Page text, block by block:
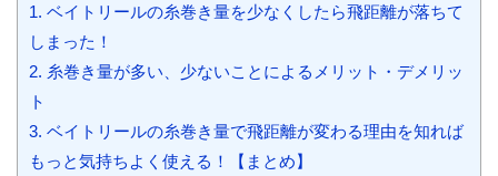
1. ベイトリールの糸巻き量を少なくしたら飛距離が落ちて
しまった！
2. 糸巻き量が多い、少ないことによるメリット・デメリッ
ト
3. ベイトリールの糸巻き量で飛距離が変わる理由を知れば
もっと気持ちよく使える！【まとめ】